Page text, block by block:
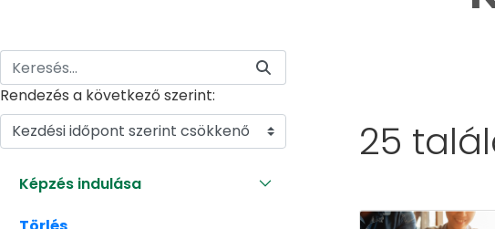
Rendezés a következő szerint:
Kezdési időpont szerint csökkenő
Képzés indulása
25